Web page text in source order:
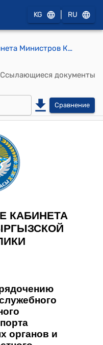
KG RU
Постановление Кабинета Министров Кыргызской Республики от 30 апреля 2022 года № 240 "О мерах по упорядочению использования служебного и дежурного автотранспорта государственных органов и органов местного самоуправления Кыргызской Республики"
Ссылающиеся документы
Сравнение